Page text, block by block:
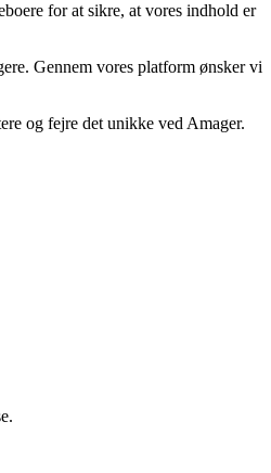
for at sikre, at vores indhold er
Gennem vores platform ønsker vi
og fejre det unikke ved Amager.